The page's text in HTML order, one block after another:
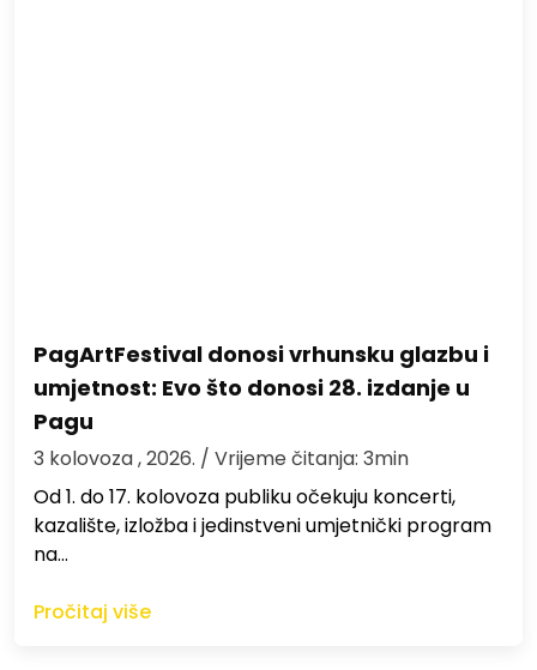
PagArtFestival donosi vrhunsku glazbu i
umjetnost: Evo što donosi 28. izdanje u
Pagu
3 kolovoza , 2026. / Vrijeme čitanja: 3min
Od 1. do 17. kolovoza publiku očekuju koncerti,
kazalište, izložba i jedinstveni umjetnički program
na…
Pročitaj više